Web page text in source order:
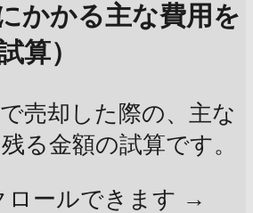
かかる主な費用を
算）
売却した際の、主な
る金額の試算です。
ロールできます →